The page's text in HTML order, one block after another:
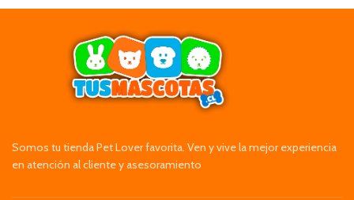
Somos tu tienda Pet Lover favorita. Ven y vive la mejor experiencia
en atención al cliente y asesoramiento